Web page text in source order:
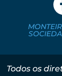
Todos os